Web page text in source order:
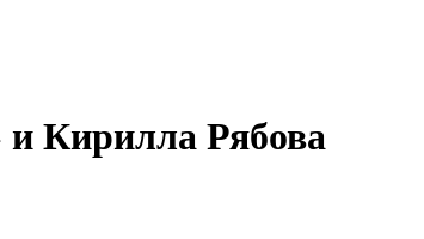
и Кирилла Рябова